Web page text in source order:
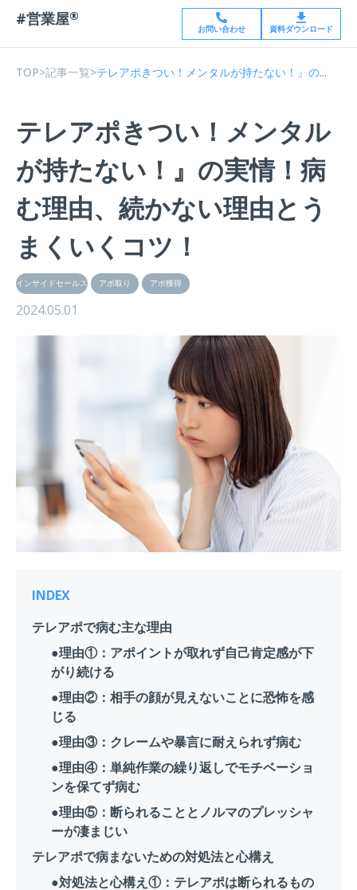
#営業屋®
お問い合わせ 資料ダウンロード
TOP>記事一覧>テレアポきつい！メンタルが持たない！』の...
テレアポきつい！メンタル
が持たない！』の実情！病
む理由、続かない理由とう
まくいくコツ！
インサイドセールス アポ取り アポ獲得
2024.05.01
INDEX
テレアポで病む主な理由
●理由①：アポイントが取れず自己肯定感が下
がり続ける
●理由②：相手の顔が見えないことに恐怖を感
じる
●理由③：クレームや暴言に耐えられず病む
●理由④：単純作業の繰り返しでモチベーショ
ンを保てず病む
●理由⑤：断られることとノルマのプレッシャ
ーが凄まじい
テレアポで病まないための対処法と心構え
●対処法と心構え①：テレアポは断られるもの